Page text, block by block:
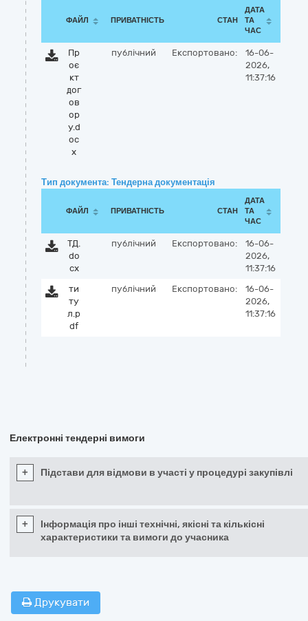
ФАЙЛ ПРИВАТНІСТЬ СТАН
ДАТА
ТА
ЧАС
Пр
оє
кт
дог
ов
ор
у.d
oc
x
публічний Експортовано:
16-06-
2026,
11:37:16
Тип документа: Тендерна документація
ФАЙЛ ПРИВАТНІСТЬ СТАН
ДАТА
ТА
ЧАС
ТД.
do
cx
публічний Експортовано:
16-06-
2026,
11:37:16
ти
ту
л.p
df
публічний Експортовано:
16-06-
2026,
11:37:16
Електронні тендерні вимоги
+ Підстави для відмови в участі у процедурі закупівлі
+
Інформація про інші технічні, якісні та кількісні
характеристики та вимоги до учасника
Друкувати